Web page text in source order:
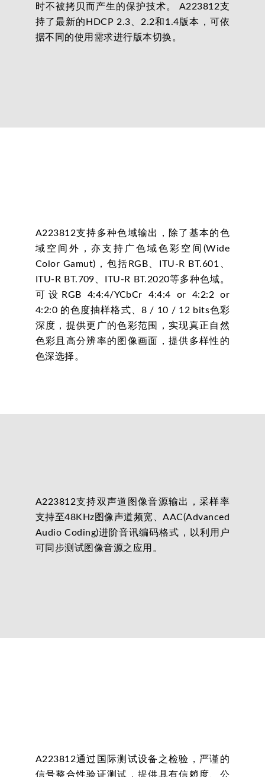
时不被拷贝而产生的保护技术。 A223812支
持了最新的HDCP 2.3、2.2和1.4版本，可依
据不同的使用需求进行版本切换。
A223812支持多种色域输出，除了基本的色
域空间外，亦支持广色域色彩空间(Wide
Color Gamut)，包括RGB、ITU-R BT.601、
ITU-R BT.709、ITU-R BT.2020等多种色域。
可设RGB 4:4:4/YCbCr 4:4:4 or 4:2:2 or
4:2:0 的色度抽样格式、8 / 10 / 12 bits色彩
深度，提供更广的色彩范围，实现真正自然
色彩且高分辨率的图像画面，提供多样性的
色深选择。
A223812支持双声道图像音源输出，采样率
支持至48KHz图像声道频宽、AAC(Advanced
Audio Coding)进阶音讯编码格式，以利用户
可同步测试图像音源之应用。
A223812通过国际测试设备之检验，严谨的
信号整合性验证测试，提供具有信赖度、公